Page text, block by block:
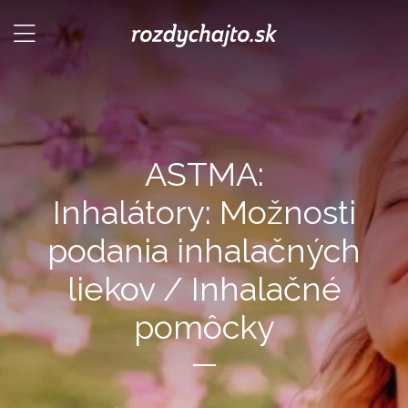
ASTMA:
Inhalátory: Možnosti
podania inhalačných
liekov / Inhalačné
pomôcky